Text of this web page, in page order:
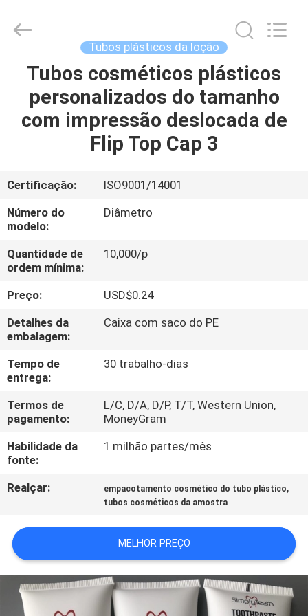
CASA
PRODUTOS
NÓS
EXCURSÃO
DA
FÁBRICA
CONTROLE
DA
QUALIDADE
CONTACTE-
NOS
UMAS
CITAÇÕES
COMPANY
NEWS
Copyright
HAI)CO.,LTD.
Reserved.
Tubos plásticos da loção
Tubos cosméticos plásticos
personalizados do tamanho
com impressão deslocada de
Flip Top Cap 3
Certificação:
ISO9001/14001
Número do
modelo:
Diâmetro
Quantidade de
ordem mínima:
10,000/p
Preço:
USD$0.24
Detalhes da
embalagem:
Caixa com saco do PE
Tempo de
entrega:
30 trabalho-dias
Termos de
pagamento:
L/C, D/A, D/P, T/T, Western Union,
MoneyGram
Habilidade da
fonte:
1 milhão partes/mês
Realçar: empacotamento cosmético do tubo plástico,
tubos cosméticos da amostra
MELHOR PREÇO